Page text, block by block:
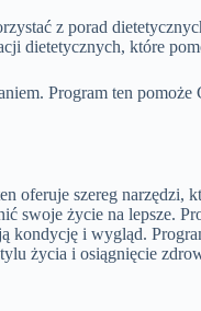
z porad
dietetycznych, które
Program ten
szereg narzędzi,
życie na lepsze.
i wygląd.
życia i osiągnięcie